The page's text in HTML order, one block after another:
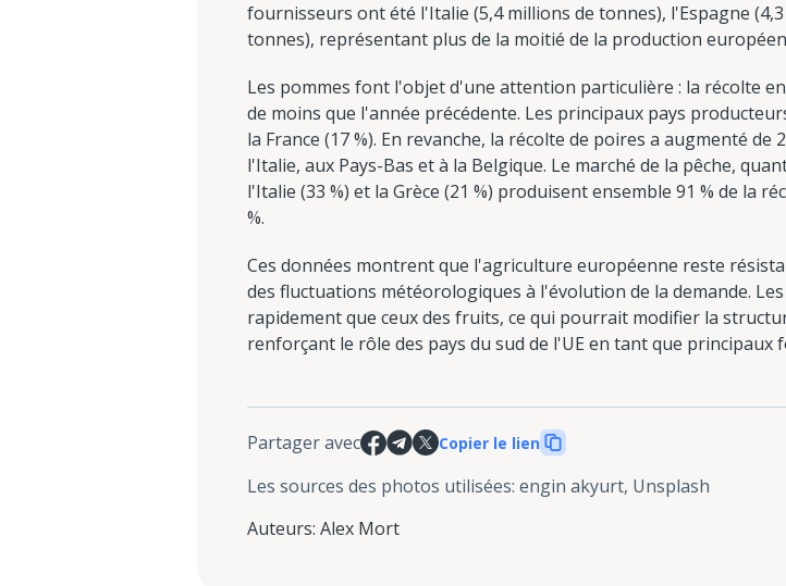
fournisseurs ont été l'Italie (5,4 millions de tonnes), l'Espagne
tonnes), représentant plus de la moitié de la production
Les pommes font l'objet d'une attention particulière : la récolte
de moins que l'année précédente. Les principaux pays
la France (17 %). En revanche, la récolte de poires a augmenté
l'Italie, aux Pays-Bas et à la Belgique. Le marché de la pêche,
l'Italie (33 %) et la Grèce (21 %) produisent ensemble 91 % de la
%.
Ces données montrent que l'agriculture européenne reste
des fluctuations météorologiques à l'évolution de la demande.
rapidement que ceux des fruits, ce qui pourrait modifier la
renforçant le rôle des pays du sud de l'UE en tant que
Partager avec Copier le lien
Les sources des photos utilisées: engin akyurt, Unsplash
Auteurs: Alex Mort